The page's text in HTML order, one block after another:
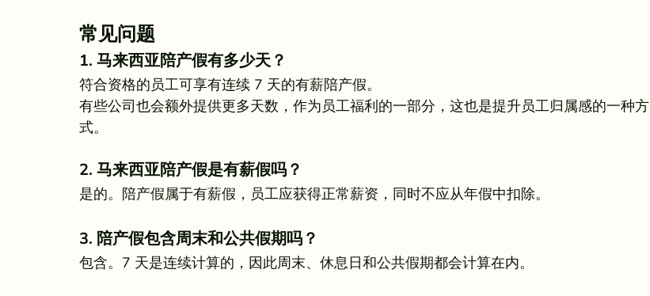
常见问题
1. 马来西亚陪产假有多少天？
符合资格的员工可享有连续 7 天的有薪陪产假。
有些公司也会额外提供更多天数，作为员工福利的一部分，这也是提升员工归属感的一种方
式。
2. 马来西亚陪产假是有薪假吗？
是的。陪产假属于有薪假，员工应获得正常薪资，同时不应从年假中扣除。
3. 陪产假包含周末和公共假期吗？
包含。7 天是连续计算的，因此周末、休息日和公共假期都会计算在内。